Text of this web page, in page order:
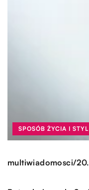
SPOSÓB ŻYCIA I STYL
multiwiadomosci/